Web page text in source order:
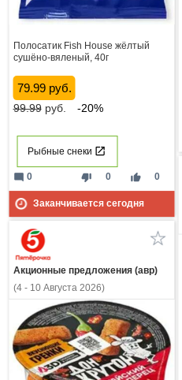
Полосатик Fish House жёлтый
сушёно-вяленый, 40г
79.99 руб.
99.99руб. -20%
Рыбные снеки
thumb_down 0 thumb_up 0
mode_comment 0
Заканчивается сегодня
Акционные предложения (авр)
(4 - 10 Августа 2026)